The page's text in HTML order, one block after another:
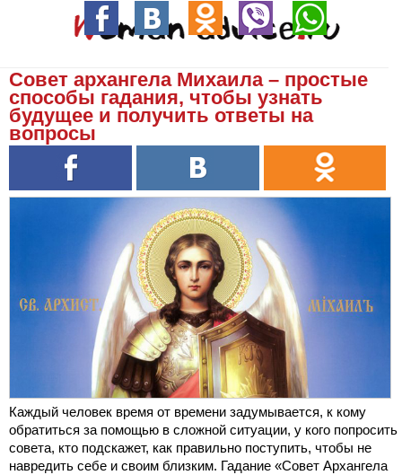
Совет архангела Михаила – простые
способы гадания, чтобы узнать
будущее и получить ответы на
вопросы
Каждый человек время от времени задумывается, к кому
обратиться за помощью в сложной ситуации, у кого попросить
совета, кто подскажет, как правильно поступить, чтобы не
навредить себе и своим близким. Гадание «Совет Архангела